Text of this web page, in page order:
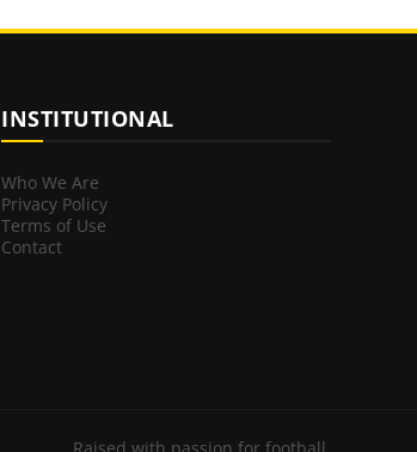
INSTITUTIONAL
Who We Are
Privacy Policy
Terms of Use
Contact